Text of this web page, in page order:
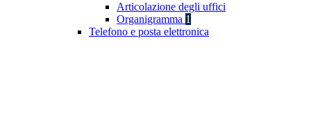
Articolazione degli uffici
Organigramma 1
Telefono e posta elettronica